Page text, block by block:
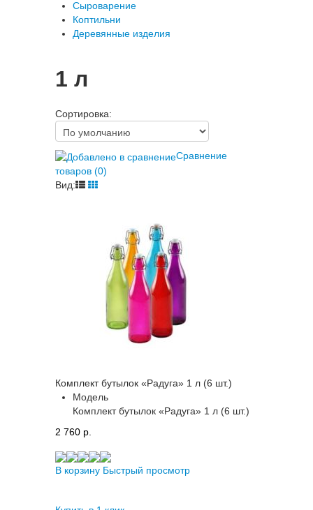
Сыроварение
Коптильни
Деревянные изделия
1 л
Сортировка:
Сравнение
товаров (0)
Вид:
Комплект бутылок «Радуга» 1 л (6 шт.)
Модель
Комплект бутылок «Радуга» 1 л (6 шт.)
2 760 p.
В корзину Быстрый просмотр